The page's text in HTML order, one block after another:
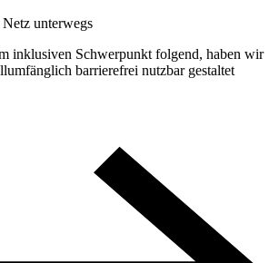
unterwegs
inklusiven Schwerpunkt folgend, haben wir
barrierefrei nutzbar gestaltet